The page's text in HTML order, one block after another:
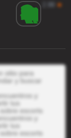
★
sitio para
y buscar
y
tus
escorts
y
tus
escorts